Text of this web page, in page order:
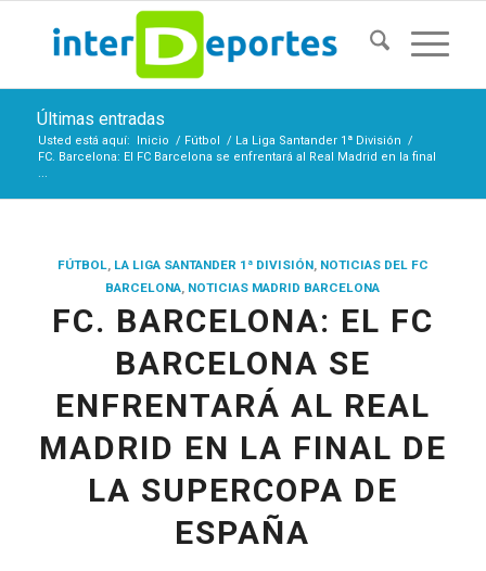
Últimas entradas
Usted está aquí: Inicio / Fútbol / La Liga Santander 1ª División /
FC. Barcelona: El FC Barcelona se enfrentará al Real Madrid en la final
...
FÚTBOL, LA LIGA SANTANDER 1ª DIVISIÓN, NOTICIAS DEL FC
BARCELONA, NOTICIAS MADRID BARCELONA
FC. BARCELONA: EL FC
BARCELONA SE
ENFRENTARÁ AL REAL
MADRID EN LA FINAL DE
LA SUPERCOPA DE
ESPAÑA